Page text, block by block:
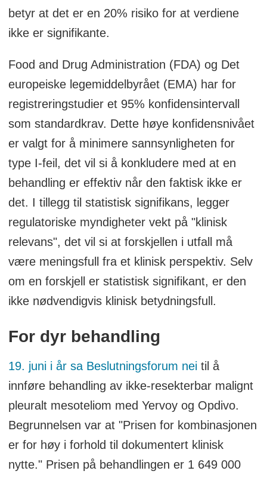
betyr at det er en 20% risiko for at verdiene
ikke er signifikante.
Food and Drug Administration (FDA) og Det
europeiske legemiddelbyrået (EMA) har for
registreringstudier et 95% konfidensintervall
som standardkrav. Dette høye konfidensnivået
er valgt for å minimere sannsynligheten for
type I-feil, det vil si å konkludere med at en
behandling er effektiv når den faktisk ikke er
det. I tillegg til statistisk signifikans, legger
regulatoriske myndigheter vekt på "klinisk
relevans", det vil si at forskjellen i utfall må
være meningsfull fra et klinisk perspektiv. Selv
om en forskjell er statistisk signifikant, er den
ikke nødvendigvis klinisk betydningsfull.
For dyr behandling
19. juni i år sa Beslutningsforum neitil å
innføre behandling av ikke-resekterbar malignt
pleuralt mesoteliom med Yervoy og Opdivo.
Begrunnelsen var at "Prisen for kombinasjonen
er for høy i forhold til dokumentert klinisk
nytte." Prisen på behandlingen er 1 649 000